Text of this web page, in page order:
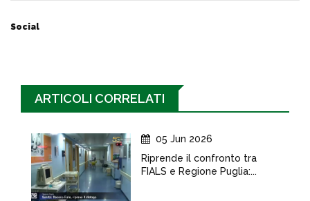
Social
ARTICOLI CORRELATI
05 Jun 2026
Riprende il confronto tra
FIALS e Regione Puglia:...